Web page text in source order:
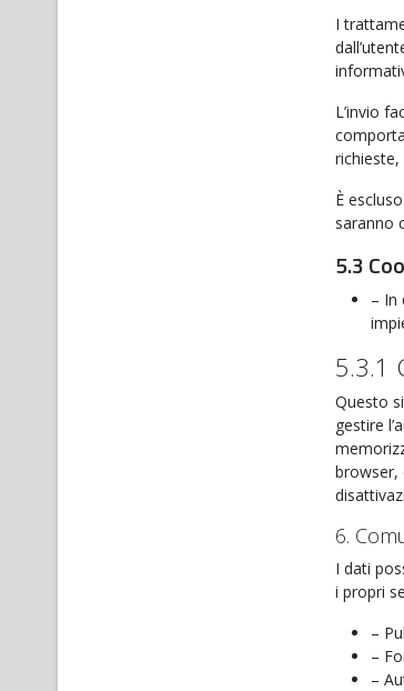
I
L’invio
È
saranno
5.3
– In
5.3.1
Questo
gestire
browser,
6.
I dati
i propri
–
–
–